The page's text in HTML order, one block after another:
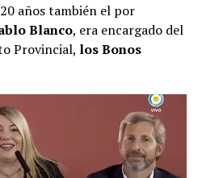
años también el por
Blanco, era encargado del
Provincial, los Bonos